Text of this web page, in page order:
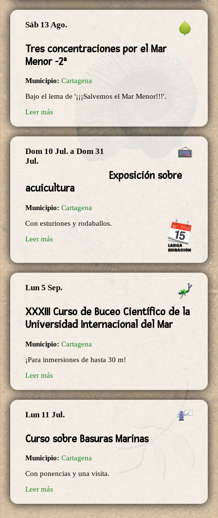
Sáb 13 Ago.
Tres concentraciones por el Mar
Menor -2ª
Municipio: Cartagena
Bajo el lema de '¡¡¡Salvemos el Mar Menor!!!'.
Leer más
Dom 10 Jul. a Dom 31
Jul.
Exposición sobre
acuicultura
Municipio: Cartagena
Con esturiones y rodaballos.
Leer más
Lun 5 Sep.
XXXIII Curso de Buceo Científico de la
Universidad Internacional del Mar
Municipio: Cartagena
¡Para inmersiones de hasta 30 m!
Leer más
Lun 11 Jul.
Curso sobre Basuras Marinas
Municipio: Cartagena
Con ponencias y una visita.
Leer más